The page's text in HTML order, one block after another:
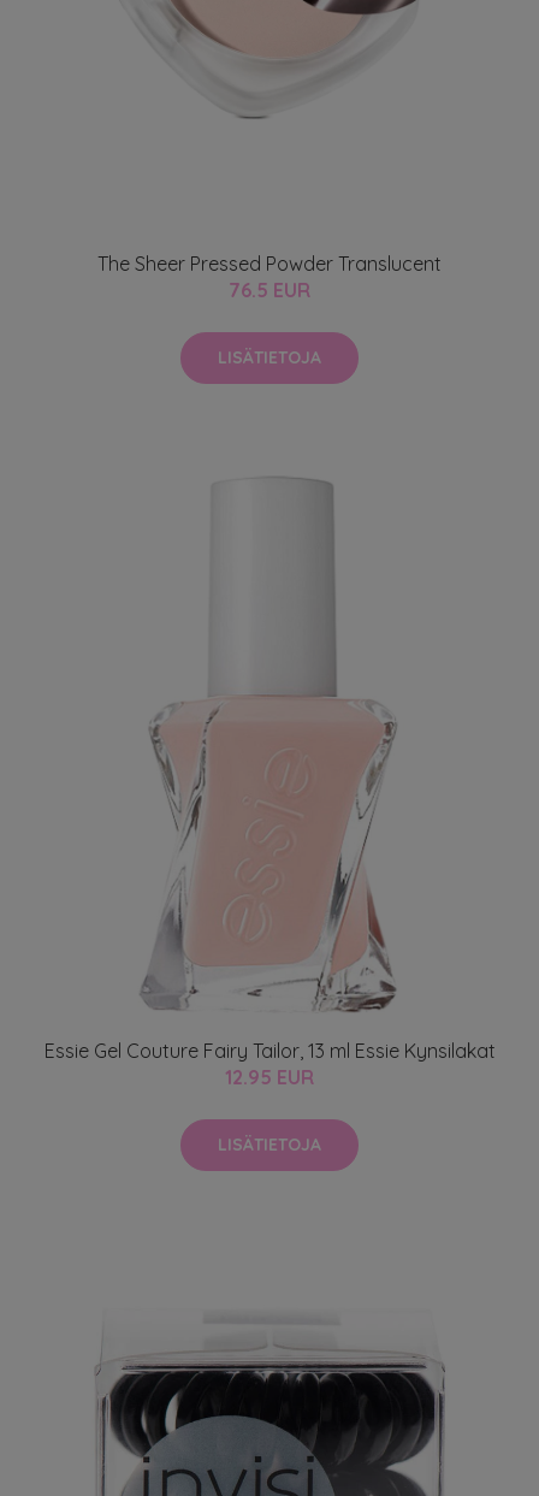
The Sheer Pressed Powder Translucent
76.5 EUR
LISÄTIETOJA
Essie Gel Couture Fairy Tailor, 13 ml Essie Kynsilakat
12.95 EUR
LISÄTIETOJA